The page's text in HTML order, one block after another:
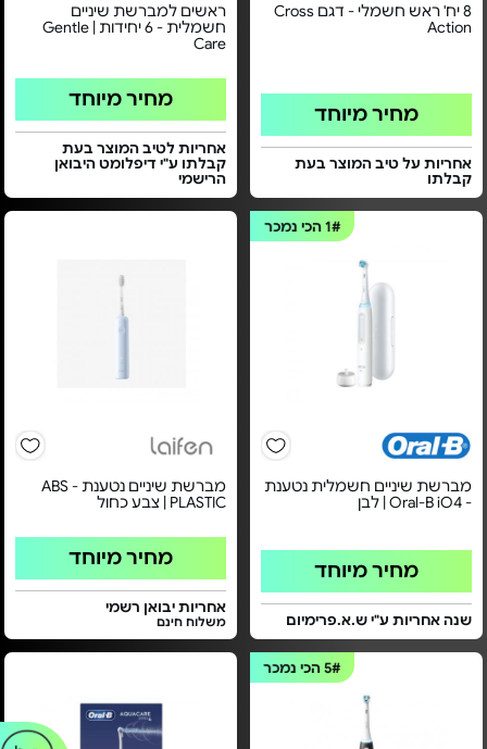
8 יח' ראש חשמלי - דגם Cross
Action
מחיר מיוחד
אחריות על טיב המוצר בעת
קבלתו
ראשים למברשת שיניים
חשמלית - 6 יחידות | Gentle
Care
מחיר מיוחד
אחריות לטיב המוצר בעת
קבלתו ע"י דיפלומט היבואן
הרישמי
1#הכי נמכר
מברשת שיניים חשמלית נטענת
- Oral-B iO4 | לבן
מחיר מיוחד
שנה אחריות ע"י ש.א.פרימיום
מברשת שיניים נטענת - ABS
PLASTIC | צבע כחול
מחיר מיוחד
אחריות יבואן רשמי
משלוח חינם
5#הכי נמכר